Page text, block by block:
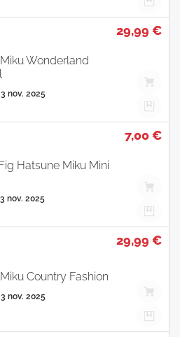
29,99 €
Wonderland
3 nov. 2025
7,00 €
Hatsune Miku Mini
3 nov. 2025
29,99 €
Country Fashion
3 nov. 2025